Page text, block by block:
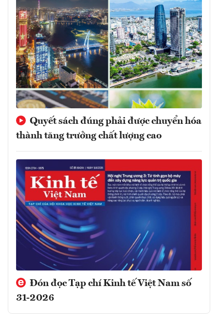
Quyết sách đúng phải được chuyển hóa
thành tăng trưởng chất lượng cao
Đón đọc Tạp chí Kinh tế Việt Nam số
31-2026